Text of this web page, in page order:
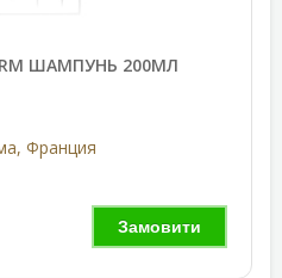
ШАМПУНЬ 200МЛ
Франция
Замовити